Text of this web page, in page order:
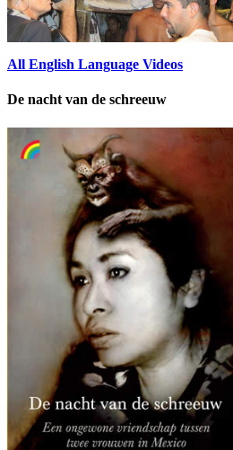
All English Language Videos
De nacht van de schreeuw